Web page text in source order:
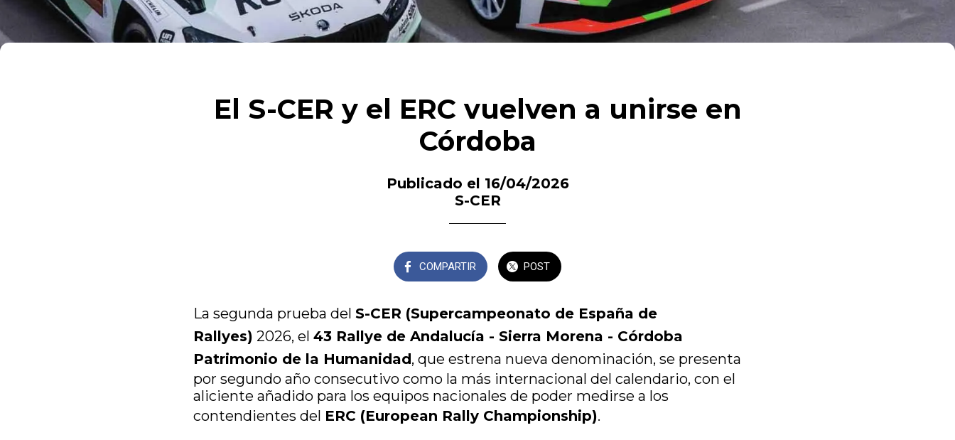
El S-CER y el ERC vuelven a unirse en
Córdoba
Publicado el 16/04/2026
S-CER
COMPARTIR POST
La segunda prueba del S-CER (Supercampeonato de España de
Rallyes) 2026, el 43 Rallye de Andalucía - Sierra Morena - Córdoba
Patrimonio de la Humanidad, que estrena nueva denominación, se presenta
por segundo año consecutivo como la más internacional del calendario, con el
aliciente añadido para los equipos nacionales de poder medirse a los
contendientes del ERC (European Rally Championship).